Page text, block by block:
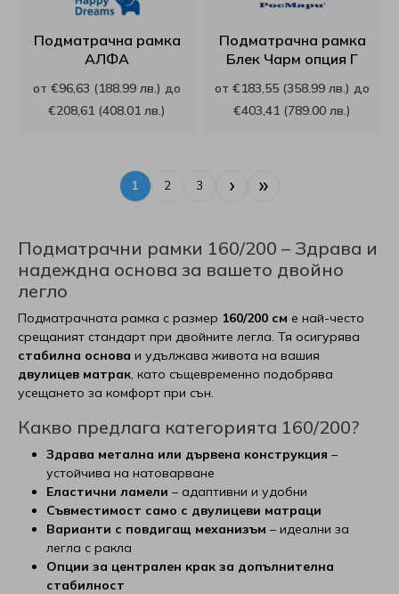
Подматрачна рамка
АЛФА
от €96,63 (188.99 лв.) до
€208,61 (408.01 лв.)
Подматрачна рамка
Блек Чарм опция Г
от €183,55 (358.99 лв.) до
€403,41 (789.00 лв.)
1 2 3 › »
Подматрачни рамки 160/200 – Здрава и
надеждна основа за вашето двойно
легло
Подматрачната рамка с размер 160/200 см е най-често
срещаният стандарт при двойните легла. Тя осигурява
стабилна основа и удължава живота на вашия
двулицев матрак, като същевременно подобрява
усещането за комфорт при сън.
Какво предлага категорията 160/200?
Здрава метална или дървена конструкция –
устойчива на натоварване
Еластични ламели – адаптивни и удобни
Съвместимост само с двулицеви матраци
Варианти с повдигащ механизъм – идеални за
легла с ракла
Опции за централен крак за допълнителна
стабилност